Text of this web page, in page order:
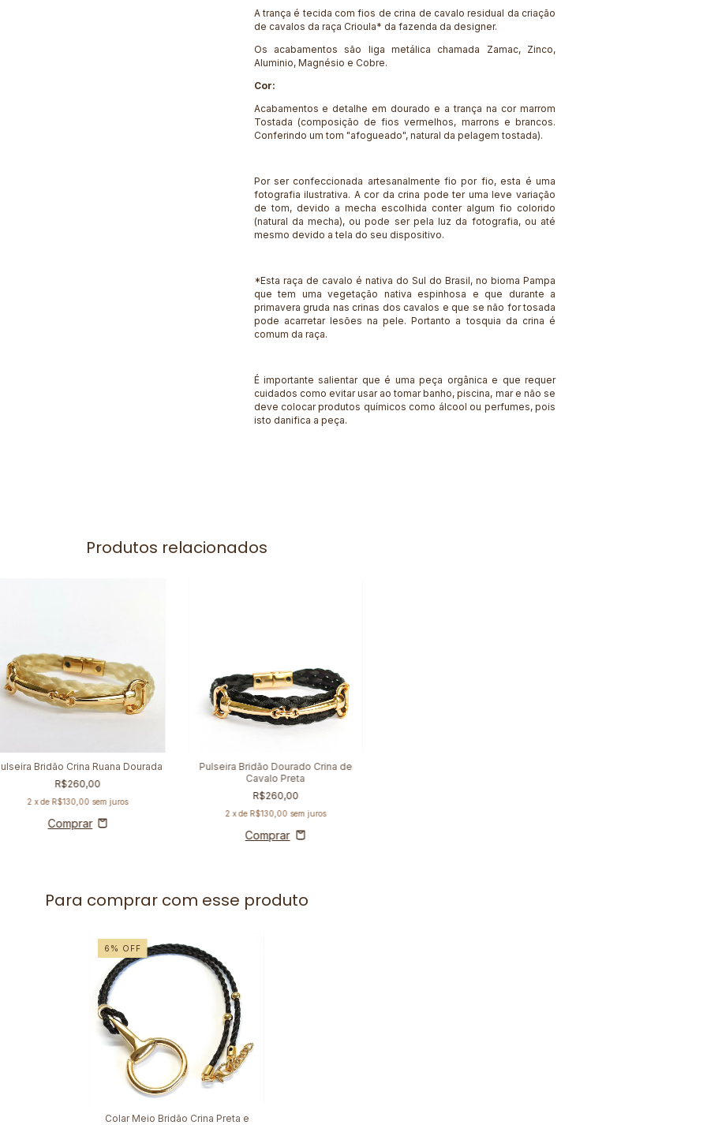
A trança é tecida com fios de crina de cavalo residual da criação
de cavalos da raça Crioula* da fazenda da designer.
Os acabamentos são liga metálica chamada Zamac, Zinco,
Aluminio, Magnésio e Cobre.
Cor:
Acabamentos e detalhe em dourado e a trança na cor marrom
Tostada (composição de fios vermelhos, marrons e brancos.
Conferindo um tom "afogueado", natural da pelagem tostada).
Por ser confeccionada artesanalmente fio por fio, esta é uma
fotografia ilustrativa. A cor da crina pode ter uma leve variação
de tom, devido a mecha escolhida conter algum fio colorido
(natural da mecha), ou pode ser pela luz da fotografia, ou até
mesmo devido a tela do seu dispositivo.
*Esta raça de cavalo é nativa do Sul do Brasil, no bioma Pampa
que tem uma vegetação nativa espinhosa e que durante a
primavera gruda nas crinas dos cavalos e que se não for tosada
pode acarretar lesões na pele. Portanto a tosquia da crina é
comum da raça.
É importante salientar que é uma peça orgânica e que requer
cuidados como evitar usar ao tomar banho, piscina, mar e não se
deve colocar produtos químicos como álcool ou perfumes, pois
isto danifica a peça.
Produtos relacionados
Bridão Crina Ruana Dourada
R$260,00
2 x de R$130,00 sem juros
Pulseira Bridão Dourado Crina de
Cavalo Preta
R$260,00
2 x de R$130,00 sem juros
Para comprar com esse produto
6 % OFF
Colar Meio Bridão Crina Preta e